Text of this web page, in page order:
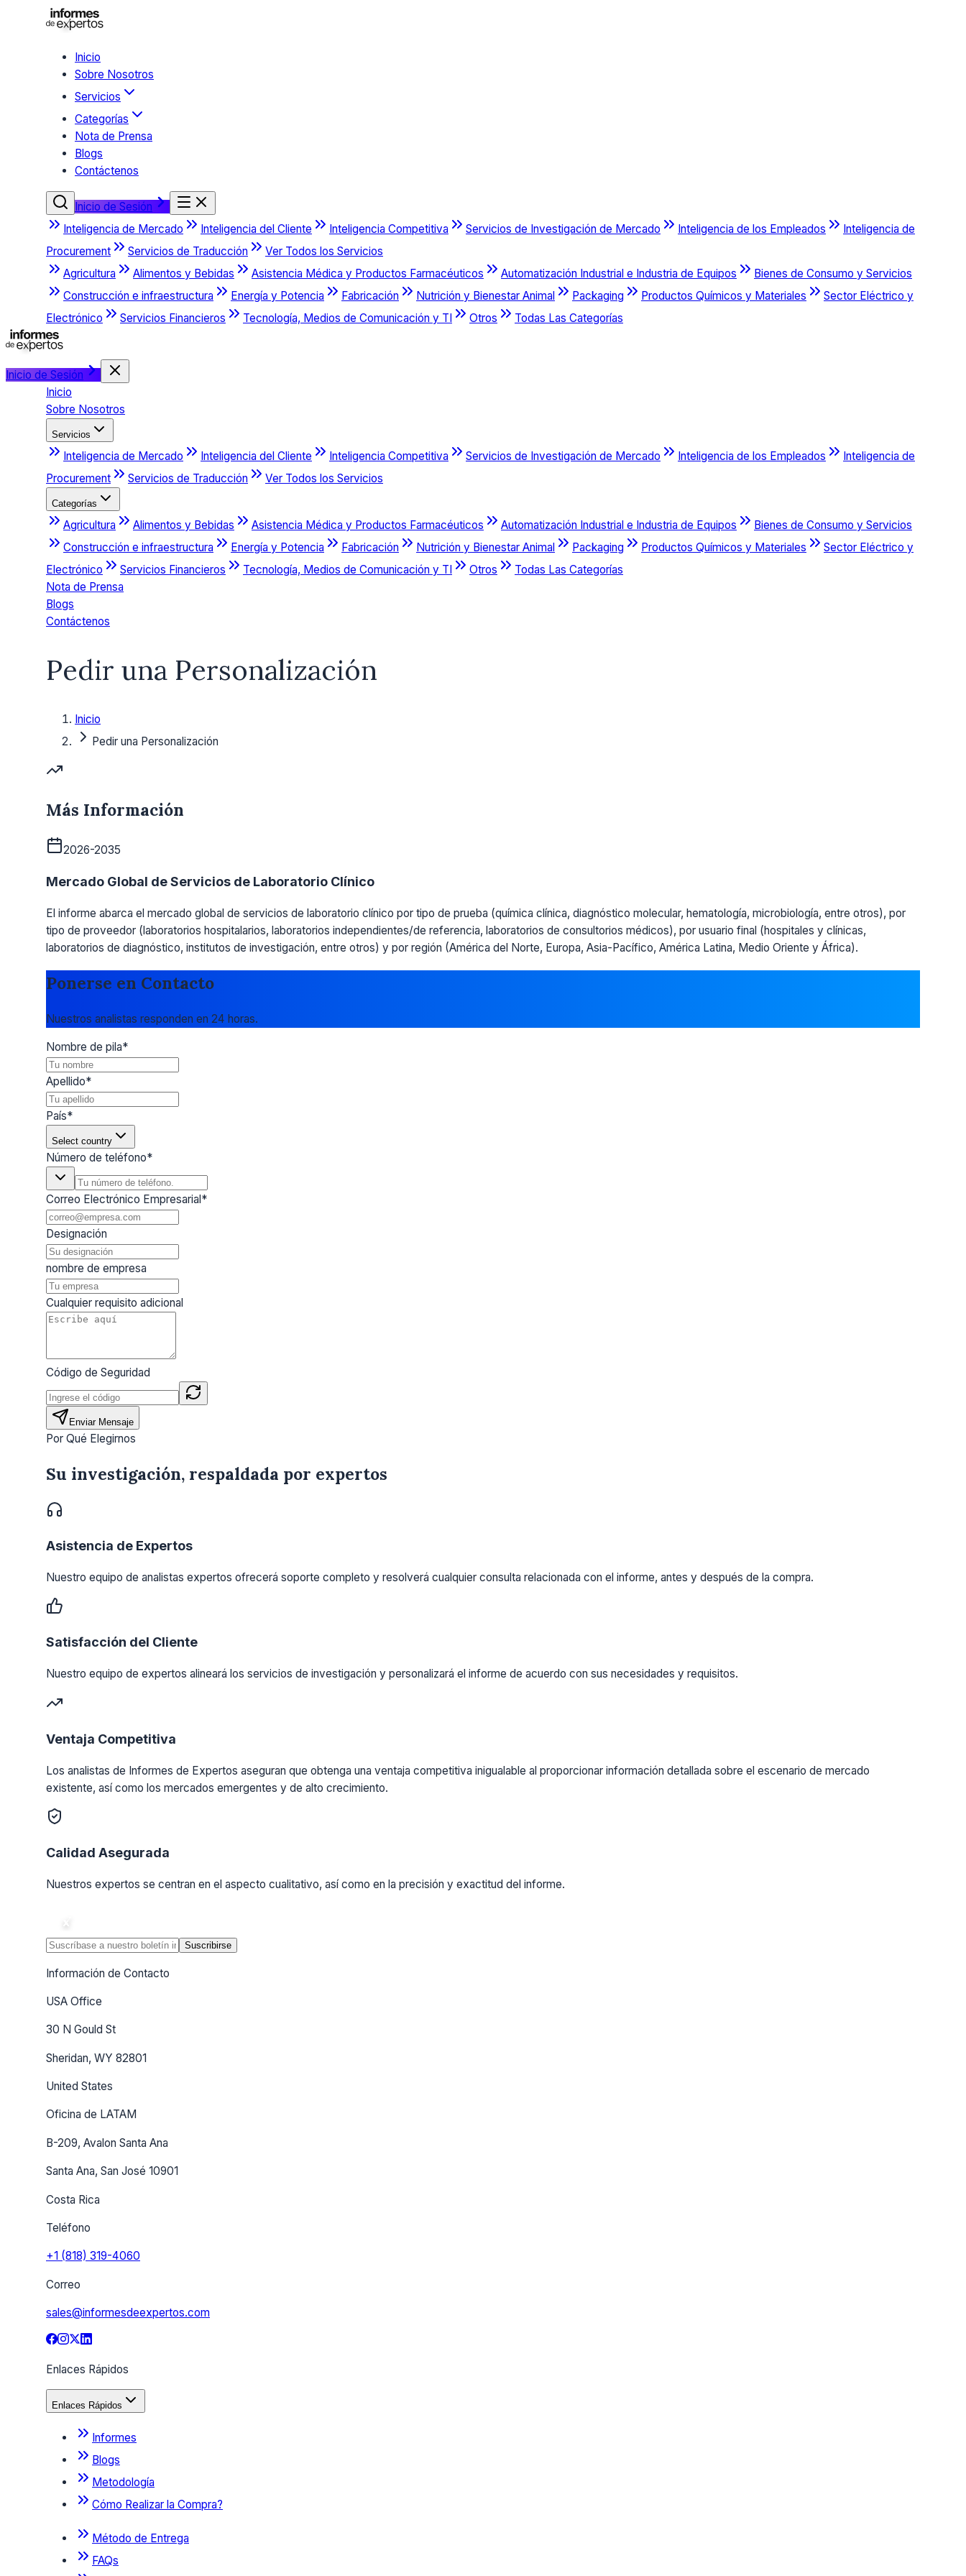
Inicio
Sobre Nosotros
Servicios
Categorías
Nota de Prensa
Blogs
Contáctenos
Inicio de Sesión
Inteligencia de Mercado
Inteligencia del Cliente Inteligencia Competitiva Servicios de Investigación de Mercado Inteligencia de los Empleados
Inteligencia de
Procurement
Servicios de Traducción
Ver Todos los Servicios
Agricultura
Alimentos y Bebidas Asistencia Médica y Productos Farmacéuticos Automatización Industrial e Industria de Equipos
Bienes de Consumo y Servicios
Construcción e infraestructura
Energía y Potencia Fabricación Nutrición y Bienestar Animal Packaging Productos Químicos y Materiales
Sector Eléctrico y
Electrónico
Servicios Financieros Tecnología, Medios de Comunicación y TI Otros Todas Las Categorías
Inicio de Sesión
Inicio
Sobre Nosotros
Servicios
Inteligencia de Mercado Inteligencia del Cliente Inteligencia Competitiva Servicios de Investigación de Mercado Inteligencia de los Empleados
Inteligencia de
Procurement
Servicios de Traducción Ver Todos los Servicios
Categorías
Agricultura Alimentos y Bebidas Asistencia Médica y Productos Farmacéuticos Automatización Industrial e Industria de Equipos
Bienes de Consumo y Servicios
Construcción e infraestructura
Energía y Potencia Fabricación Nutrición y Bienestar Animal Packaging Productos Químicos y Materiales
Sector Eléctrico y
Electrónico
Servicios Financieros Tecnología, Medios de Comunicación y TI Otros
Todas Las Categorías
Nota de Prensa
Blogs
Contáctenos
Pedir una Personalización
Inicio
Pedir una Personalización
Más Información
2026-2035
Mercado Global de Servicios de Laboratorio Clínico
El informe abarca el mercado global de servicios de laboratorio clínico por tipo de prueba (química clínica, diagnóstico molecular, hematología, microbiología, entre otros), por
tipo de proveedor (laboratorios hospitalarios, laboratorios independientes/de referencia, laboratorios de consultorios médicos), por usuario final (hospitales y clínicas,
laboratorios de diagnóstico, institutos de investigación, entre otros) y por región (América del Norte, Europa, Asia-Pacífico, América Latina, Medio Oriente y África).
Ponerse en Contacto
Nuestros analistas responden en 24 horas.
Nombre de pila*
Apellido*
País*
Select country
Número de teléfono*
Correo Electrónico Empresarial*
Designación
nombre de empresa
Cualquier requisito adicional
Código de Seguridad
Enviar Mensaje
Por Qué Elegirnos
Su investigación, respaldada por expertos
Asistencia de Expertos
Nuestro equipo de analistas expertos ofrecerá soporte completo y resolverá cualquier consulta relacionada con el informe, antes y después de la compra.
Satisfacción del Cliente
Nuestro equipo de expertos alineará los servicios de investigación y personalizará el informe de acuerdo con sus necesidades y requisitos.
Ventaja Competitiva
Los analistas de Informes de Expertos aseguran que obtenga una ventaja competitiva inigualable al proporcionar información detallada sobre el escenario de mercado
existente, así como los mercados emergentes y de alto crecimiento.
Calidad Asegurada
Nuestros expertos se centran en el aspecto cualitativo, así como en la precisión y exactitud del informe.
Suscribirse
Información de Contacto
USA Office
30 N Gould St
Sheridan, WY 82801
United States
Oficina de LATAM
B-209, Avalon Santa Ana
Santa Ana, San José 10901
Costa Rica
Teléfono
+1 (818) 319-4060
Correo
sales@informesdeexpertos.com
Enlaces Rápidos
Enlaces Rápidos
Informes
Blogs
Metodología
Cómo Realizar la Compra?
Método de Entrega
FAQs